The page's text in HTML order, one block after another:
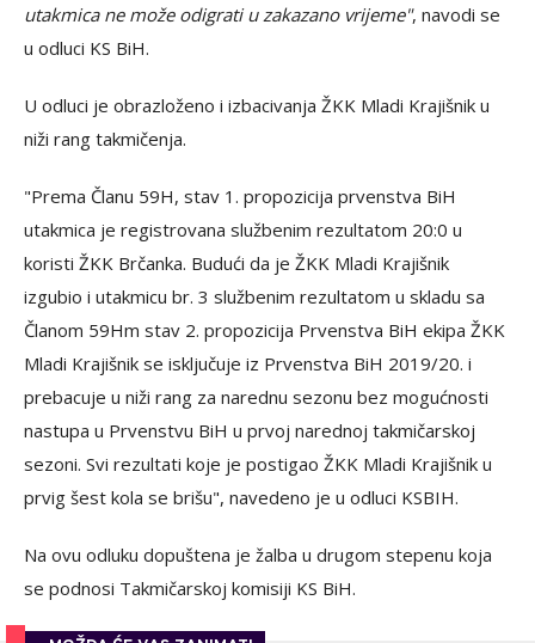
utakmica ne može odigrati u zakazano vrijeme", navodi se
u odluci KS BiH.
U odluci je obrazloženo i izbacivanja ŽKK Mladi Krajišnik u
niži rang takmičenja.
"Prema Članu 59H, stav 1. propozicija prvenstva BiH
utakmica je registrovana službenim rezultatom 20:0 u
koristi ŽKK Brčanka. Budući da je ŽKK Mladi Krajišnik
izgubio i utakmicu br. 3 službenim rezultatom u skladu sa
Članom 59Hm stav 2. propozicija Prvenstva BiH ekipa ŽKK
Mladi Krajišnik se isključuje iz Prvenstva BiH 2019/20. i
prebacuje u niži rang za narednu sezonu bez mogućnosti
nastupa u Prvenstvu BiH u prvoj narednoj takmičarskoj
sezoni. Svi rezultati koje je postigao ŽKK Mladi Krajišnik u
prvig šest kola se brišu", navedeno je u odluci KSBIH.
Na ovu odluku dopuštena je žalba u drugom stepenu koja
se podnosi Takmičarskoj komisiji KS BiH.